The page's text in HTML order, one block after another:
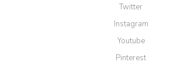
Twitter
Instagram
Youtube
Pinterest